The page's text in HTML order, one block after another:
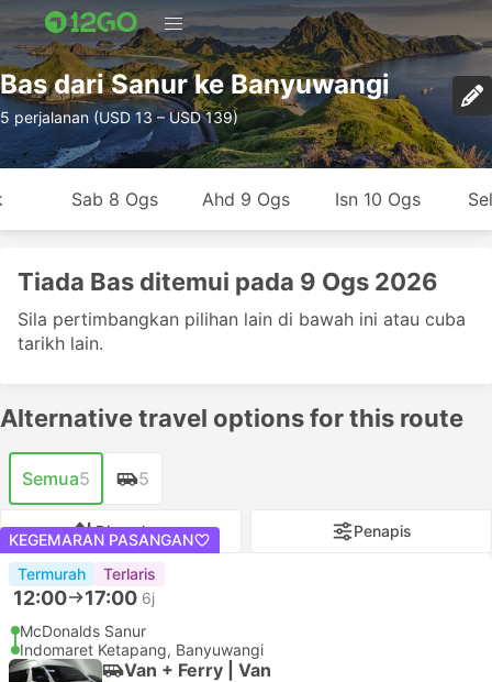
Bas dari Sanur ke Banyuwangi
5 perjalanan (USD 13 – USD 139)
Sab 8 Ogs Ahd 9 Ogs Isn 10 Ogs
Tiada Bas ditemui pada 9 Ogs 2026
Sila pertimbangkan pilihan lain di bawah ini atau cuba
tarikh lain.
Alternative travel options for this route
Semua5 5
Disyorkan Penapis
KEGEMARAN PASANGAN
Termurah
Terlaris
12:00 17:00 6j
McDonalds Sanur
Indomaret Ketapang, Banyuwangi
Van + Ferry | Van